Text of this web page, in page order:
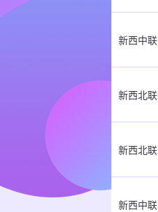
新西中联
新西北联
新西北联
新西中联